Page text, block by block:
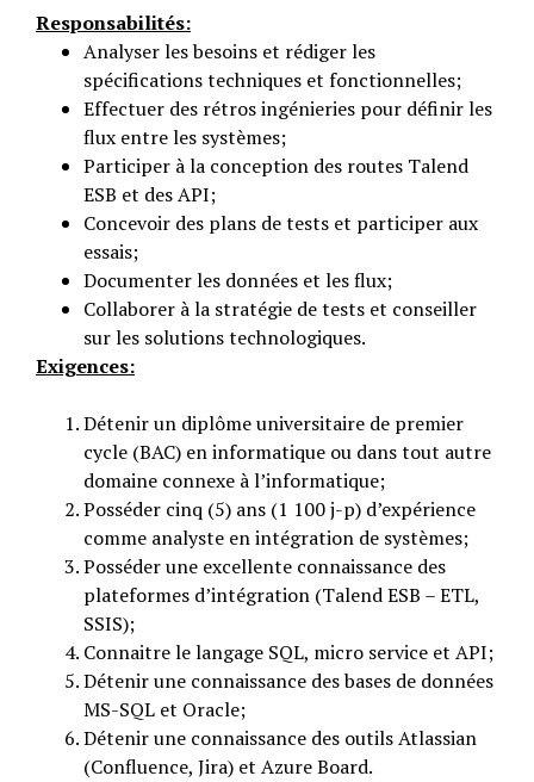
Responsabilités:
Analyser les besoins et rédiger les
spécifications techniques et fonctionnelles;
Effectuer des rétros ingénieries pour définir les
flux entre les systèmes;
Participer à la conception des routes Talend
ESB et des API;
Concevoir des plans de tests et participer aux
essais;
Documenter les données et les flux;
Collaborer à la stratégie de tests et conseiller
sur les solutions technologiques.
Exigences:
Détenir un diplôme universitaire de premier
cycle (BAC) en informatique ou dans tout autre
domaine connexe à l’informatique;
Posséder cinq (5) ans (1 100 j-p) d’expérience
comme analyste en intégration de systèmes;
Posséder une excellente connaissance des
plateformes d’intégration (Talend ESB – ETL,
SSIS);
Connaitre le langage SQL, micro service et API;
Détenir une connaissance des bases de données
MS-SQL et Oracle;
Détenir une connaissance des outils Atlassian
(Confluence, Jira) et Azure Board.